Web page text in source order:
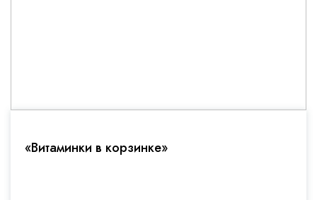
«Витаминки в корзинке»